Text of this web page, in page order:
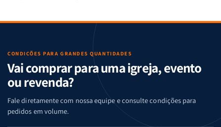
CONDIÇÕES PARA GRANDES QUANTIDADES
Vai comprar para uma igreja, evento
ou revenda?
Fale diretamente com nossa equipe e consulte condições para
pedidos em volume.